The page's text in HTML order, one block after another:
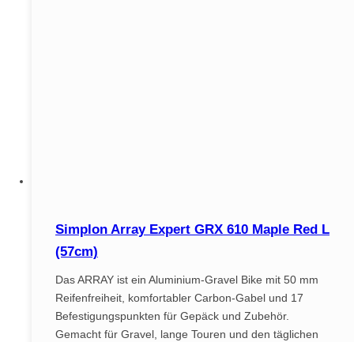
Simplon Array Expert GRX 610 Maple Red L
(57cm)
Das ARRAY ist ein Aluminium-Gravel Bike mit 50 mm
Reifenfreiheit, komfortabler Carbon-Gabel und 17
Befestigungspunkten für Gepäck und Zubehör.
Gemacht für Gravel, lange Touren und den täglichen